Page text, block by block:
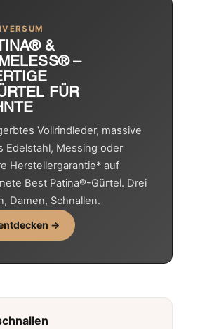
&
–
FÜR
Vollrindleder, massive
Edelstahl, Messing oder
Herstellergarantie* auf
Best Patina®-Gürtel. Drei
Damen, Schnallen.
→